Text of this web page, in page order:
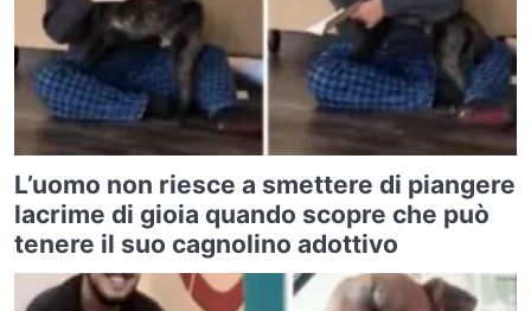
L’uomo non riesce a smettere di piangere
lacrime di gioia quando scopre che può
tenere il suo cagnolino adottivo